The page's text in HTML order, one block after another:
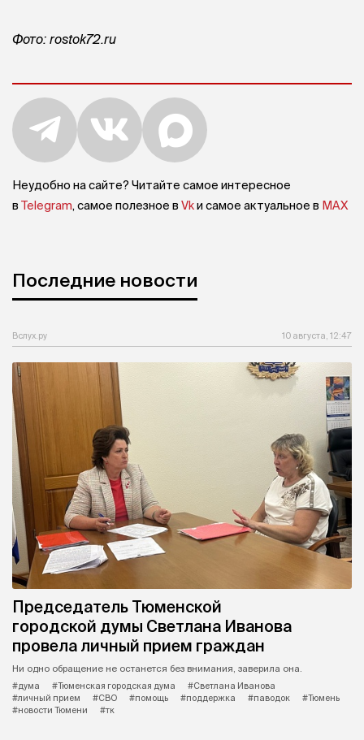
Фото: rostok72.ru
Неудобно на сайте? Читайте самое интересное
в Telegram, самое полезное в Vkи самое актуальное в MAX
Последние новости
Вслух.ру 10 августа, 12:47
Председатель Тюменской
городской думы Светлана Иванова
провела личный прием граждан
Ни одно обращение не останется без внимания, заверила она.
#дума
#Тюменская городская дума
#Светлана Иванова
#личный прием
#СВО #помощь #поддержка #паводок
#Тюмень
#новости Тюмени
#тк